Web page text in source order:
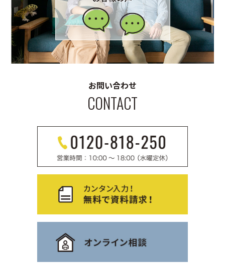
お問い合わせ
CONTACT